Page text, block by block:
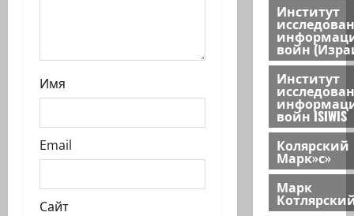
Имя
Email
Сайт
Институт
войн
Институт
войн ISIWIS
Колярский
Марк»с»
Марк